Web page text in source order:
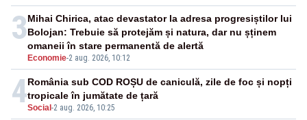
3
Economie-2 aug. 2026, 10:12
Mihai Chirica, atac devastator la adresa progresiștilor lui
Bolojan: Trebuie să protejăm și natura, dar nu șținem
omaneii în stare permanentă de alertă
4Social -2 aug. 2026, 10:25
România sub COD ROȘU de caniculă, zile de foc și nopți
tropicale în jumătate de țară